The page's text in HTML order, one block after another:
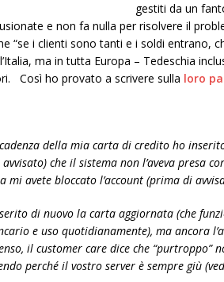
gestiti da un
e non fa nulla per risolvere il
“se i clienti sono tanti e i soldi entrano,
ma in tutta Europa – Tedeschia
Così ho provato a scrivere sulla loro
della mia carta di credito ho
che il sistema non l’aveva presa
mi avete bloccato l’account (prima di
di nuovo la carta aggiornata (che
e uso quotidianamente), ma ancora
il customer care dice che “purtroppo”
perché il vostro server è sempre giù